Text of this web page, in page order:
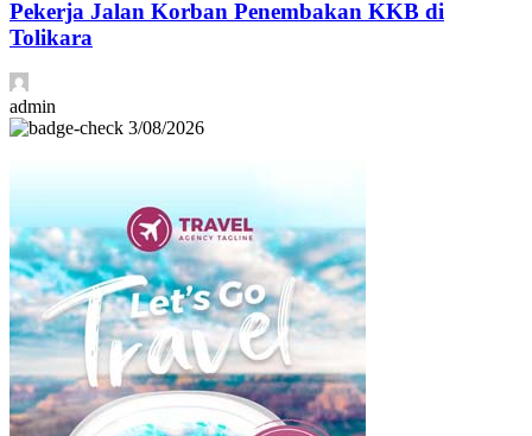
Pekerja Jalan Korban Penembakan KKB di
Tolikara
admin
3/08/2026